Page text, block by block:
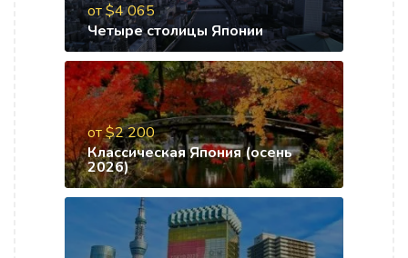
от $4 065
Четыре столицы Японии
от $2 200
Классическая Япония (осень
2026)